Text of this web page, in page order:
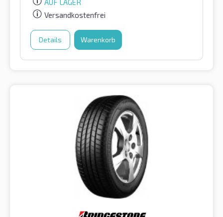
AUF LAGER
Versandkostenfrei
Details Warenkorb